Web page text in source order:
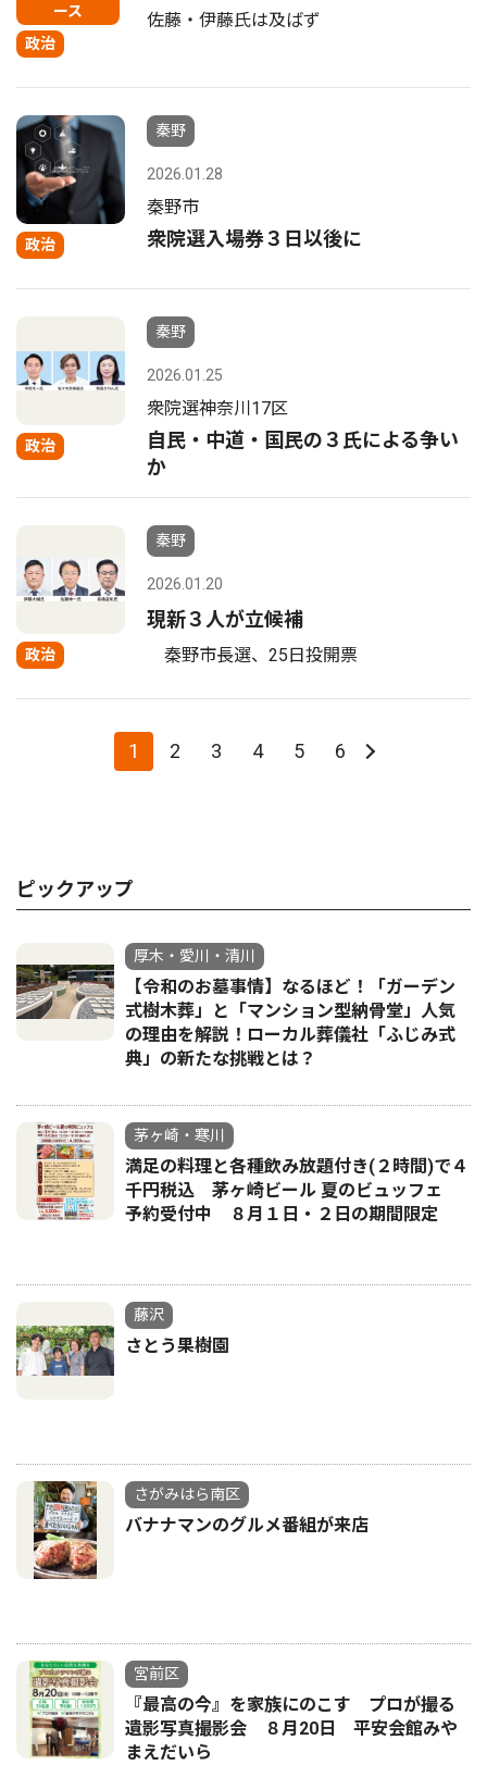
ース
政治
佐藤・伊藤氏は及ばず
政治
秦野
2026.01.28
秦野市
衆院選入場券３日以後に
政治
秦野
2026.01.25
衆院選神奈川17区
自民・中道・国民の３氏による争い
か
政治
秦野
2026.01.20
現新３人が立候補
秦野市長選、25日投開票
1 2 3 4 5 6
ピックアップ
厚木・愛川・清川
【令和のお墓事情】なるほど！「ガーデン
式樹木葬」と「マンション型納骨堂」人気
の理由を解説！ローカル葬儀社「ふじみ式
典」の新たな挑戦とは？
茅ヶ崎・寒川
満足の料理と各種飲み放題付き(２時間)で４
千円税込 茅ヶ崎ビール 夏のビュッフェ
予約受付中 ８月１日・２日の期間限定
藤沢
さとう果樹園
さがみはら南区
バナナマンのグルメ番組が来店
宮前区
『最高の今』を家族にのこす プロが撮る
遺影写真撮影会 ８月20日 平安会館みや
まえだいら